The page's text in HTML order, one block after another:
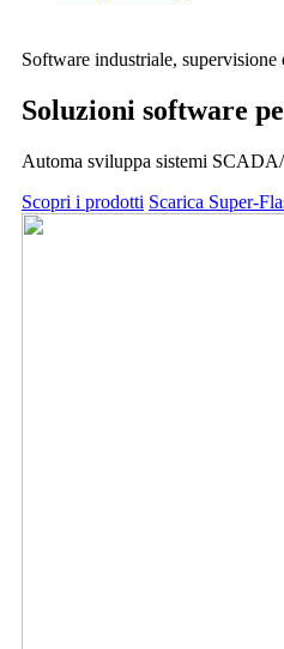
Software industriale, supervisione
Soluzioni software
Automa sviluppa sistemi
Scopri i prodotti Scarica Super-